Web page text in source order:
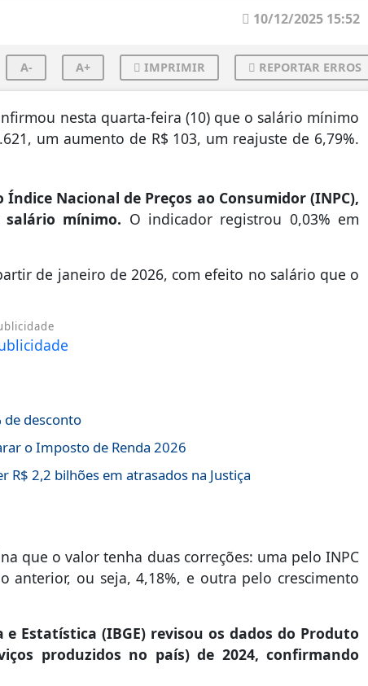
10/12/2025 15:52
A- A+ IMPRIMIR REPORTAR ERROS
nesta quarta-feira (10) que o salário mínimo
um aumento de R$ 103, um reajuste de 6,79%.
Nacional de Preços ao Consumidor (INPC),
mínimo. O indicador registrou 0,03% em
de janeiro de 2026, com efeito no salário que o
de desconto
o Imposto de Renda 2026
R$ 2,2 bilhões em atrasados na Justiça
que o valor tenha duas correções: uma pelo INPC
anterior, ou seja, 4,18%, e outra pelo crescimento
Estatística (IBGE) revisou os dados do Produto
produzidos no país) de 2024, confirmando